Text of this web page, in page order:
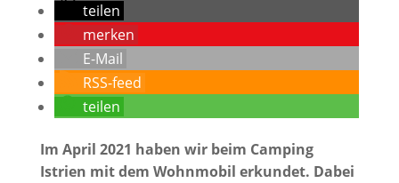
teilen
merken
E-Mail
RSS-feed
teilen
Im April 2021 haben wir beim Camping
Istrien mit dem Wohnmobil erkundet. Dabei